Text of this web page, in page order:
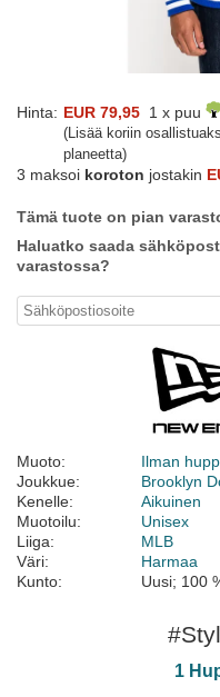
Hinta: EUR 79,95 1 x puu
(Lisää koriin
planeetta)
3 maksoi koroton jostakin
Tämä tuote on pian
Haluatko saada
varastossa?
Muoto:
Ilman
Joukkue:
Brooklyn
Kenelle:
Aikuinen
Muotoilu:
Unisex
Liiga:
MLB
Väri:
Harmaa
Kunto:
Uusi; 100
1